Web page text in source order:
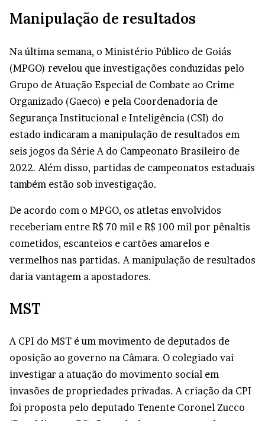
Manipulação de resultados
Na última semana, o Ministério Público de Goiás
(MPGO) revelou que investigações conduzidas pelo
Grupo de Atuação Especial de Combate ao Crime
Organizado (Gaeco) e pela Coordenadoria de
Segurança Institucional e Inteligência (CSI) do
estado indicaram a manipulação de resultados em
seis jogos da Série A do Campeonato Brasileiro de
2022. Além disso, partidas de campeonatos estaduais
também estão sob investigação.
De acordo com o MPGO, os atletas envolvidos
receberiam entre R$ 70 mil e R$ 100 mil por pênaltis
cometidos, escanteios e cartões amarelos e
vermelhos nas partidas. A manipulação de resultados
daria vantagem a apostadores.
MST
A CPI do MST é um movimento de deputados de
oposição ao governo na Câmara. O colegiado vai
investigar a atuação do movimento social em
invasões de propriedades privadas. A criação da CPI
foi proposta pelo deputado Tenente Coronel Zucco